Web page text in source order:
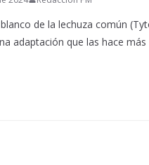
de la lechuza común
adaptación que las hace más